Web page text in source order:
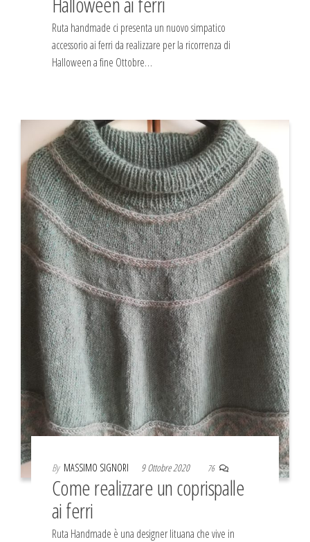
Ruta handmade ci presenta un nuovo simpatico
accessorio ai ferri da realizzare per la ricorrenza di
Halloween a fine Ottobre…
By MASSIMO SIGNORI 9 Ottobre 2020 76
Come realizzare un coprispalle
ai ferri
Ruta Handmade è una designer lituana che vive in